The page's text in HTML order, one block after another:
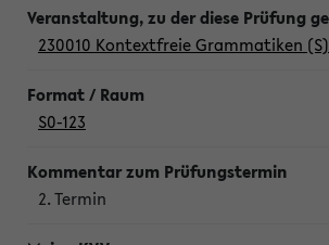
230010 Kontextfreie Grammatiken (S)
S0-123
2. Termin